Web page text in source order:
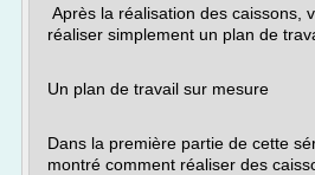
Après la réalisation des caissons,
réaliser simplement un plan de
Un plan de travail sur mesure
Dans la première partie de cette
montré comment réaliser des